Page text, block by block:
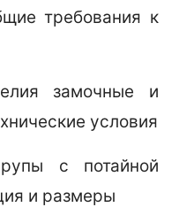
требования к
замочные и
условия
с потайной
и размеры